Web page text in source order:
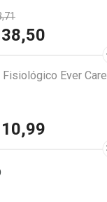
Fisiológico Ever